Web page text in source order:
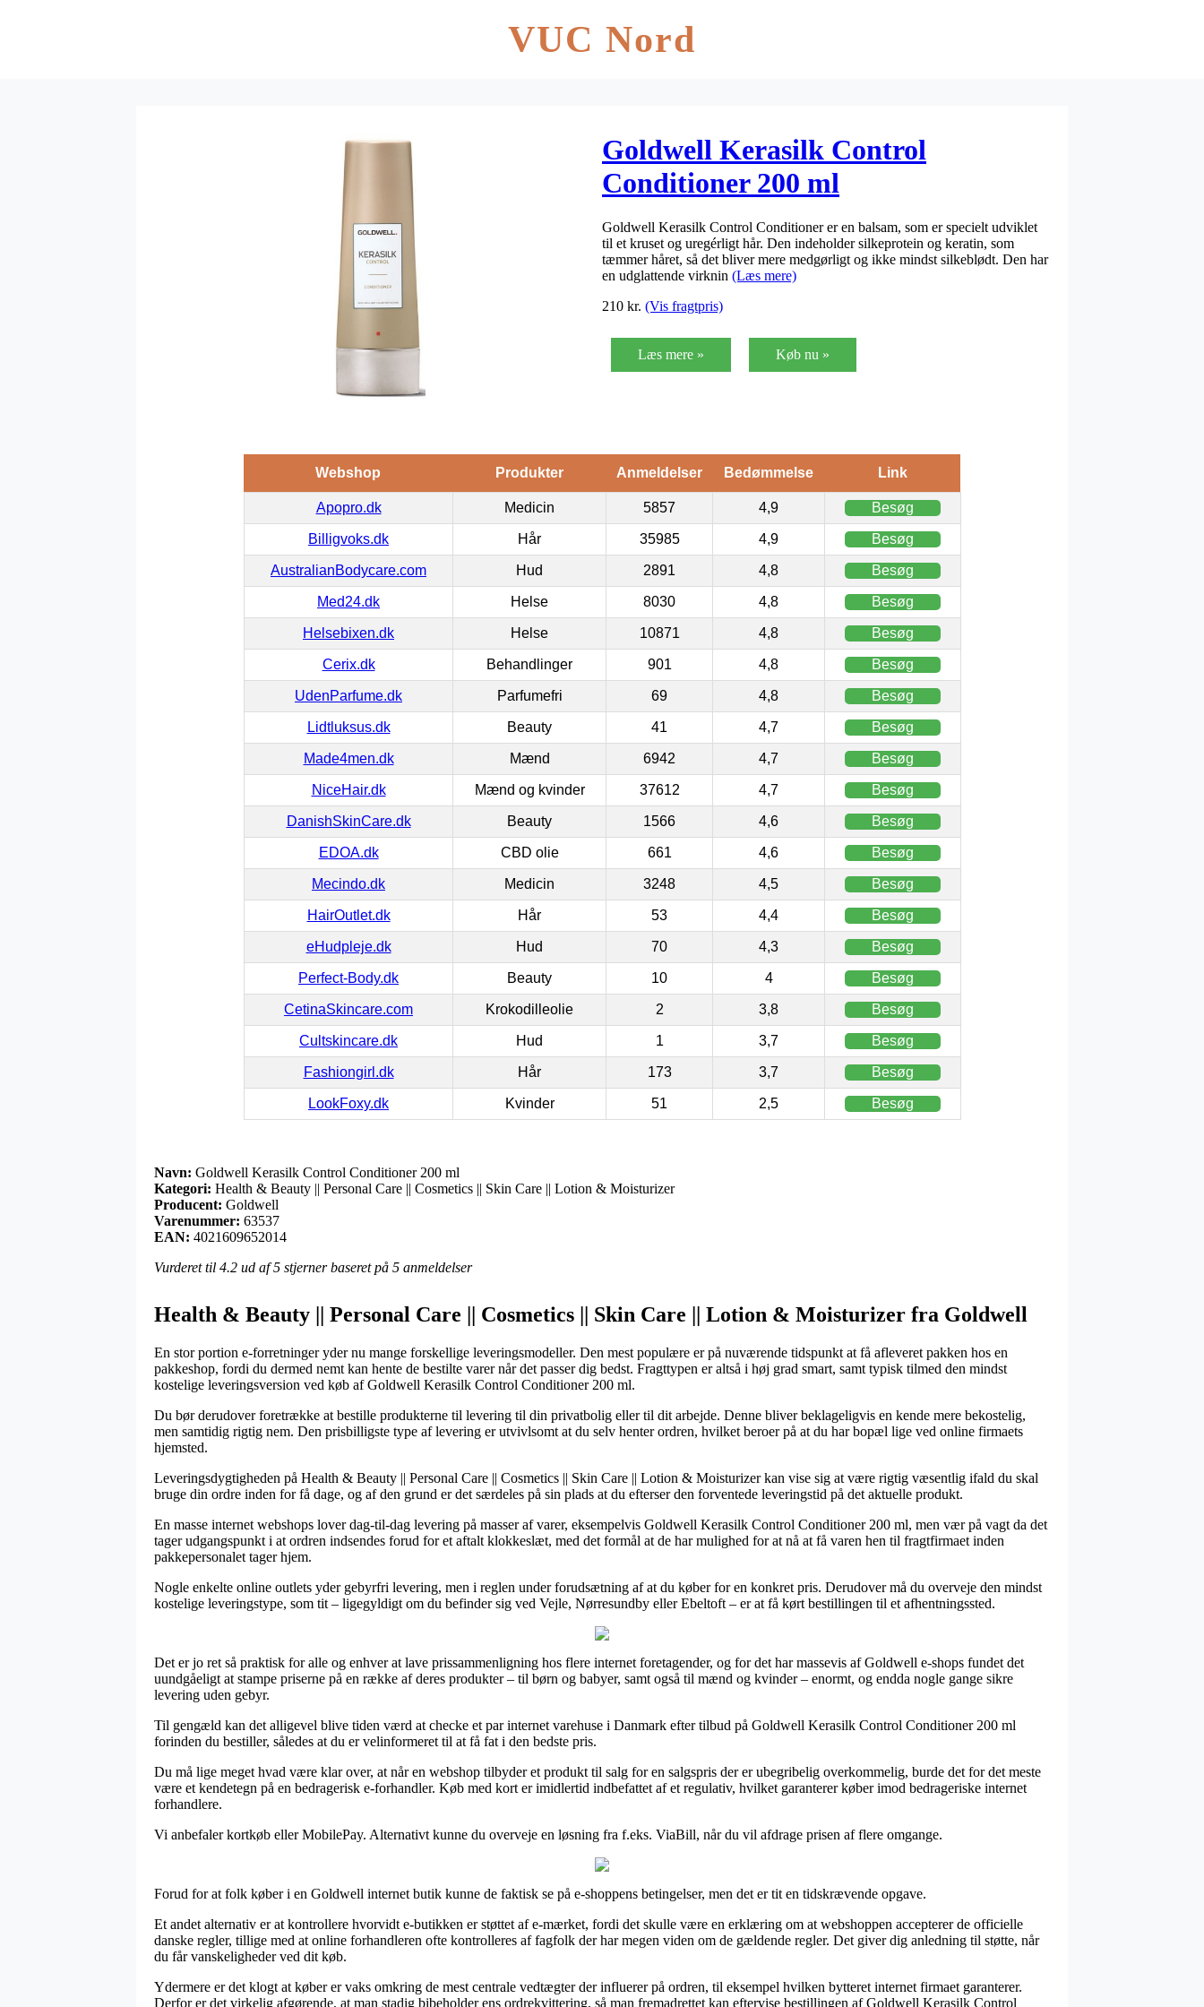
VUC Nord
Goldwell Kerasilk Control
Conditioner 200 ml
Goldwell Kerasilk Control Conditioner er en balsam, som er specielt udviklet
til et kruset og uregérligt hår. Den indeholder silkeprotein og keratin, som
tæmmer håret, så det bliver mere medgørligt og ikke mindst silkeblødt. Den har
en udglattende virknin (Læs mere)
210 kr. (Vis fragtpris)
Læs mere » Køb nu »
Webshop Produkter Anmeldelser Bedømmelse Link
Apopro.dk Medicin 5857 4,9 Besøg
Billigvoks.dk Hår 35985 4,9 Besøg
AustralianBodycare.com Hud 2891 4,8 Besøg
Med24.dk Helse 8030 4,8 Besøg
Helsebixen.dk Helse 10871 4,8 Besøg
Cerix.dk Behandlinger 901 4,8 Besøg
UdenParfume.dk Parfumefri 69 4,8 Besøg
Lidtluksus.dk Beauty 41 4,7 Besøg
Made4men.dk Mænd 6942 4,7 Besøg
NiceHair.dk Mænd og kvinder 37612 4,7 Besøg
DanishSkinCare.dk Beauty 1566 4,6 Besøg
EDOA.dk CBD olie 661 4,6 Besøg
Mecindo.dk Medicin 3248 4,5 Besøg
HairOutlet.dk Hår 53 4,4 Besøg
eHudpleje.dk Hud 70 4,3 Besøg
Perfect-Body.dk Beauty 10 4 Besøg
CetinaSkincare.com Krokodilleolie 2 3,8 Besøg
Cultskincare.dk Hud 1 3,7 Besøg
Fashiongirl.dk Hår 173 3,7 Besøg
LookFoxy.dk Kvinder 51 2,5 Besøg
Navn: Goldwell Kerasilk Control Conditioner 200 ml
Kategori: Health & Beauty || Personal Care || Cosmetics || Skin Care || Lotion & Moisturizer
Producent: Goldwell
Varenummer: 63537
EAN: 4021609652014
Vurderet til 4.2 ud af 5 stjerner baseret på 5 anmeldelser
Health & Beauty || Personal Care || Cosmetics || Skin Care || Lotion & Moisturizer fra Goldwell
En stor portion e-forretninger yder nu mange forskellige leveringsmodeller. Den mest populære er på nuværende tidspunkt at få afleveret pakken hos en
pakkeshop, fordi du dermed nemt kan hente de bestilte varer når det passer dig bedst. Fragttypen er altså i høj grad smart, samt typisk tilmed den mindst
kostelige leveringsversion ved køb af Goldwell Kerasilk Control Conditioner 200 ml.
Du bør derudover foretrække at bestille produkterne til levering til din privatbolig eller til dit arbejde. Denne bliver beklageligvis en kende mere bekostelig,
men samtidig rigtig nem. Den prisbilligste type af levering er utvivlsomt at du selv henter ordren, hvilket beroer på at du har bopæl lige ved online firmaets
hjemsted.
Leveringsdygtigheden på Health & Beauty || Personal Care || Cosmetics || Skin Care || Lotion & Moisturizer kan vise sig at være rigtig væsentlig ifald du skal
bruge din ordre inden for få dage, og af den grund er det særdeles på sin plads at du efterser den forventede leveringstid på det aktuelle produkt.
En masse internet webshops lover dag-til-dag levering på masser af varer, eksempelvis Goldwell Kerasilk Control Conditioner 200 ml, men vær på vagt da det
tager udgangspunkt i at ordren indsendes forud for et aftalt klokkeslæt, med det formål at de har mulighed for at nå at få varen hen til fragtfirmaet inden
pakkepersonalet tager hjem.
Nogle enkelte online outlets yder gebyrfri levering, men i reglen under forudsætning af at du køber for en konkret pris. Derudover må du overveje den mindst
kostelige leveringstype, som tit – ligegyldigt om du befinder sig ved Vejle, Nørresundby eller Ebeltoft – er at få kørt bestillingen til et afhentningssted.
Det er jo ret så praktisk for alle og enhver at lave prissammenligning hos flere internet foretagender, og for det har massevis af Goldwell e-shops fundet det
uundgåeligt at stampe priserne på en række af deres produkter – til børn og babyer, samt også til mænd og kvinder – enormt, og endda nogle gange sikre
levering uden gebyr.
Til gengæld kan det alligevel blive tiden værd at checke et par internet varehuse i Danmark efter tilbud på Goldwell Kerasilk Control Conditioner 200 ml
forinden du bestiller, således at du er velinformeret til at få fat i den bedste pris.
Du må lige meget hvad være klar over, at når en webshop tilbyder et produkt til salg for en salgspris der er ubegribelig overkommelig, burde det for det meste
være et kendetegn på en bedragerisk e-forhandler. Køb med kort er imidlertid indbefattet af et regulativ, hvilket garanterer køber imod bedrageriske internet
forhandlere.
Vi anbefaler kortkøb eller MobilePay. Alternativt kunne du overveje en løsning fra f.eks. ViaBill, når du vil afdrage prisen af flere omgange.
Forud for at folk køber i en Goldwell internet butik kunne de faktisk se på e-shoppens betingelser, men det er tit en tidskrævende opgave.
Et andet alternativ er at kontrollere hvorvidt e-butikken er støttet af e-mærket, fordi det skulle være en erklæring om at webshoppen accepterer de officielle
danske regler, tillige med at online forhandleren ofte kontrolleres af fagfolk der har megen viden om de gældende regler. Det giver dig anledning til støtte, når
du får vanskeligheder ved dit køb.
Ydermere er det klogt at køber er vaks omkring de mest centrale vedtægter der influerer på ordren, til eksempel hvilken bytteret internet firmaet garanterer.
Derfor er det virkelig afgørende, at man stadig bibeholder ens ordrekvittering, så man fremadrettet kan eftervise bestillingen af Goldwell Kerasilk Control